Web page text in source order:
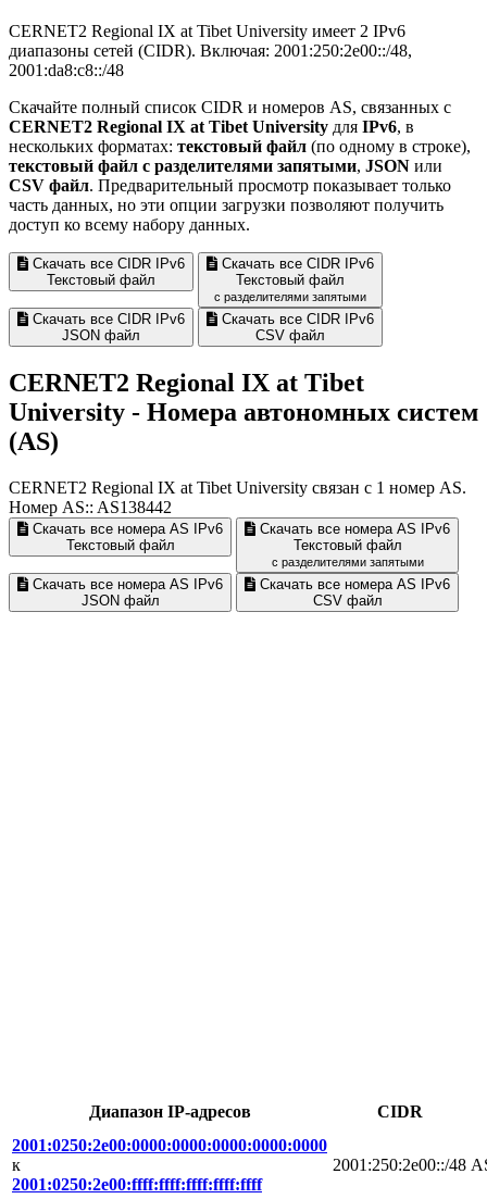
CERNET2 Regional IX at Tibet University имеет 2 IPv6
диапазоны сетей (CIDR). Включая: 2001:250:2e00::/48,
2001:da8:c8::/48
Скачайте полный список CIDR и номеров AS, связанных с
CERNET2 Regional IX at Tibet University для IPv6, в
нескольких форматах: текстовый файл (по одному в строке),
текстовый файл с разделителями запятыми, JSON или
CSV файл. Предварительный просмотр показывает только
часть данных, но эти опции загрузки позволяют получить
доступ ко всему набору данных.
Скачать все CIDR IPv6
Текстовый файл
Скачать все CIDR IPv6
Текстовый файл
с разделителями запятыми
Скачать все CIDR IPv6
JSON файл
Скачать все CIDR IPv6
CSV файл
CERNET2 Regional IX at Tibet
University - Номера автономных систем
(AS)
CERNET2 Regional IX at Tibet University связан с 1 номер AS.
Номер AS:: AS138442
Скачать все номера AS IPv6
Текстовый файл
Скачать все номера AS IPv6
Текстовый файл
с разделителями запятыми
Скачать все номера AS IPv6
JSON файл
Скачать все номера AS IPv6
CSV файл
Диапазон IP-адресов
CIDR
2001:0250:2e00:0000:0000:0000:0000:0000
к
2001:0250:2e00:ffff:ffff:ffff:ffff:ffff
2001:250:2e00::/48